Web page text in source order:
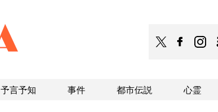
予言予知 事件 都市伝説 心霊